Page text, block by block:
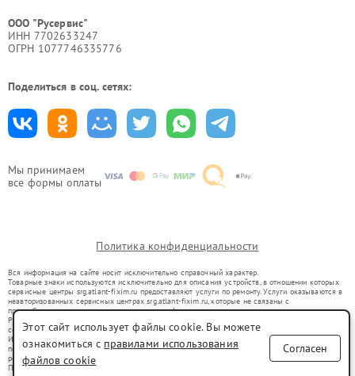
Мы принимаем
все формы оплаты
ООО "Русервис"
ИНН 7702633247
ОГРН 1077746335776
Поделиться в соц. сетях:
Политика конфиденциальности
Вся информация на сайте носит исключительно справочный характер.
Товарные знаки используются исключительно для описания устройств, в отношении которых
сервисные центры srg.atlant-fixim.ru предоставляют услуги по ремонту. Услуги оказываются в
неавторизованных сервисных центрах srg.atlant-fixim.ru, которые не связаны с
правообладателями товарных знаков или их официальными представителями.
Ремонт осуществляется для устройств, уже введенных в гражданский оборот в соответствии
со статьей 1487 ГК РФ.
Использование товарных знаков не преследует цели индивидуализации услуг или введения
потребителей в заблуждение, а служит для информирования о предоставляемых услугах по
ремонту техники указанных брендов.
Представленная на сайте информация не является публичной офертой, определяемой
Этот сайт использует файлы cookie. Вы можете
ознакомиться с правилами использования
файлов cookie
Согласен